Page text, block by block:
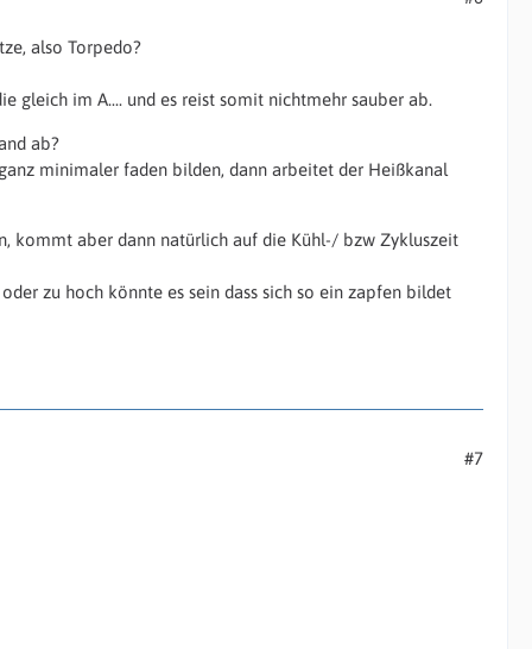
also Torpedo?
gleich im A.... und es reist somit nichtmehr sauber ab.
ab?
minimaler faden bilden, dann arbeitet der Heißkanal
kommt aber dann natürlich auf die Kühl-/ bzw Zykluszeit
zu hoch könnte es sein dass sich so ein zapfen bildet
#7